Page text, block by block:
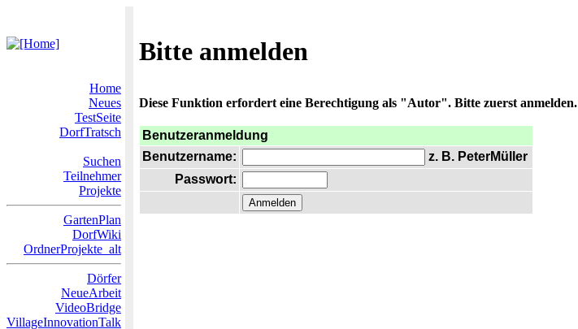
Bitte anmelden
Home
Neues
TestSeite
DorfTratsch
Suchen
Teilnehmer
Projekte
GartenPlan
DorfWiki
OrdnerProjekte_alt
Dörfer
NeueArbeit
VideoBridge
VillageInnovationTalk
Diese Funktion erfordert eine Berechtigung als "Autor". Bitte zuerst anmelden.
Benutzeranmeldung
Benutzername:
z. B. PeterMüller
Passwort: